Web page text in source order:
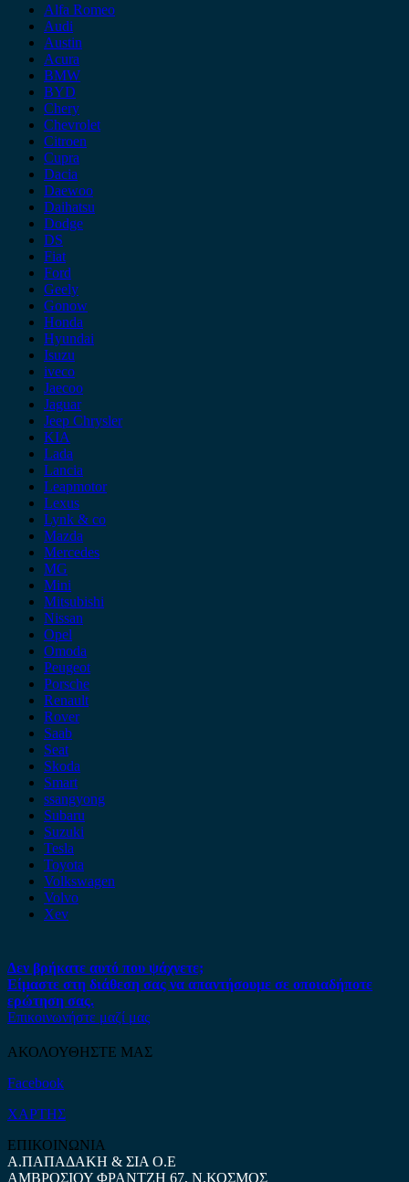
Alfa Romeo
Audi
Austin
Acura
BMW
BYD
Chery
Chevrolet
Citroen
Cupra
Dacia
Daewoo
Daihatsu
Dodge
DS
Fiat
Ford
Geely
Gonow
Honda
Hyundai
Isuzu
iveco
Jaecoo
Jaguar
Jeep Chrysler
KIA
Lada
Lancia
Leapmotor
Lexus
Lynk & co
Mazda
Mercedes
MG
Mini
Mitsubishi
Nissan
Opel
Omoda
Peugeot
Porsche
Renault
Rover
Saab
Seat
Skoda
Smart
ssangyong
Subaru
Suzuki
Tesla
Toyota
Volkswagen
Volvo
Xev
Δεν βρήκατε αυτό που ψάχνετε;
Είμαστε στη διάθεση σας να απαντήσουμε σε οποιαδήποτε
ερώτηση σας.
Επικοινωνήστε μαζί μας
ΑΚΟΛΟΥΘΗΣΤΕ ΜΑΣ
Facebook
ΧΑΡΤΗΣ
ΕΠΙΚΟΙΝΩΝΙΑ
Α.ΠΑΠΑΔΑΚΗ & ΣΙΑ Ο.Ε
ΑΜΒΡΟΣΙΟΥ ΦΡΑΝΤΖΗ 67, Ν.ΚΟΣΜΟΣ